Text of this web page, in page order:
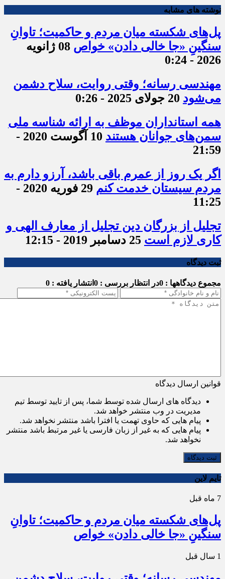
نوشته های مشابه
پل‌های شکسته میان مردم و حاکمیت؛ تاوانِ
سنگینِ «جا خالی دادن» خواص
08 ژانویه
2026 - 0:24
مهندسی رسانه؛ وقتی روایت، سلاح دشمن
می‌شود 20 جولای 2025 - 0:26
همه استانداران موظف به ارائه شناسه ملی
سمن‌های جوانان هستند
10 آگوست 2020 -
21:59
اگر یک روز از عمرم باقی باشد، آرزو دارم به
مردم سیستان خدمت کنم
29 فوریه 2020 -
11:25
تجلیل از بزرگان دین تجلیل از معارف الهی و
کاری لازم است 25 دسامبر 2019 - 12:15
ثبت دیدگاه
مجموع دیدگاهها : 0 در انتظار بررسی : 0 انتشار یافته : 0
قوانین ارسال دیدگاه
دیدگاه های ارسال شده توسط شما، پس از تایید توسط تیم
مدیریت در وب منتشر خواهد شد.
پیام هایی که حاوی تهمت یا افترا باشد منتشر نخواهد شد.
پیام هایی که به غیر از زبان فارسی یا غیر مرتبط باشد منتشر
نخواهد شد.
ثبت دیدگاه
تایم لاین
7 ماه قبل
پل‌های شکسته میان مردم و حاکمیت؛ تاوانِ
سنگینِ «جا خالی دادن» خواص
1 سال قبل